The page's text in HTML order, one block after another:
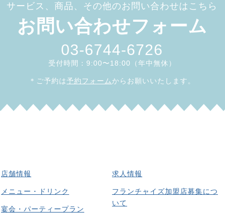
サービス、商品、その他のお問い合わせはこちら
お問い合わせフォーム
03-6744-6726
受付時間：9:00〜18:00（年中無休）
＊ご予約は予約フォーム からお願いいたします。
店舗情報
メニュー・ドリンク
宴会・パーティープラン
求人情報
フランチャイズ加盟店募集につ
いて